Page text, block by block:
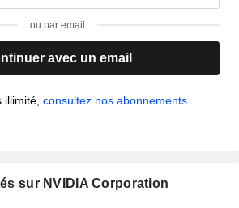
ou par email
avec un email
consultez nos abonnements
sur NVIDIA Corporation